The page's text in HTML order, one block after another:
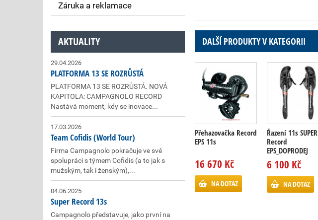
DALŠÍ PRODUKTY V KATEGORII
Přehazovačka Record
EPS 11s
16 670 Kč
NA DOTAZ
Řazení 11s SUPER
Record
EPS_DOPRODEJ
6 100 Kč
NA DOTAZ
Záruka a reklamace
AKTUALITY
29.04.2026
PLATFORMA 13 SE ROZRŮSTÁ
PLATFORMA 13 SE ROZRŮSTÁ. NOVÁ
KAPITOLA: CAMPAGNOLO RECORD
Nastává moment, kdy se inovace...
17.03.2026
Team Cofidis (World Tour)
Firma Campagnolo pokračuje ve své
spolupráci s týmem Cofidis (a to jak s
mužským, tak i ženským),...
04.06.2025
Super Record 13s
Campagnolo představuje, jako první na